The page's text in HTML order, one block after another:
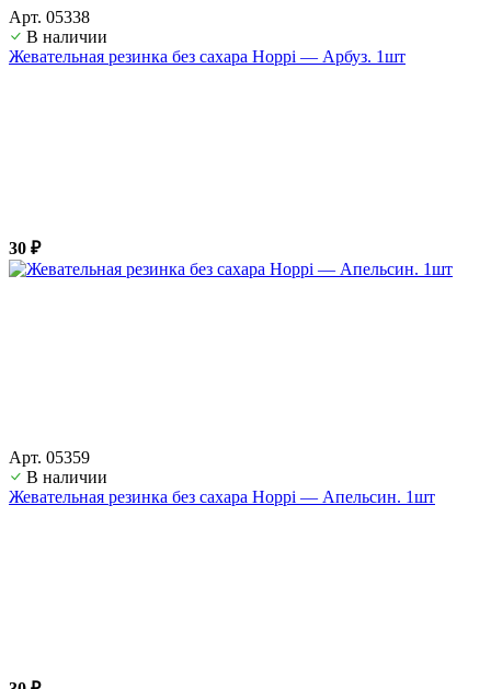
Арт. 05338
В наличии
Жевательная резинка без сахара Hoppi — Арбуз. 1шт
30 ₽
Арт. 05359
В наличии
Жевательная резинка без сахара Hoppi — Апельсин. 1шт